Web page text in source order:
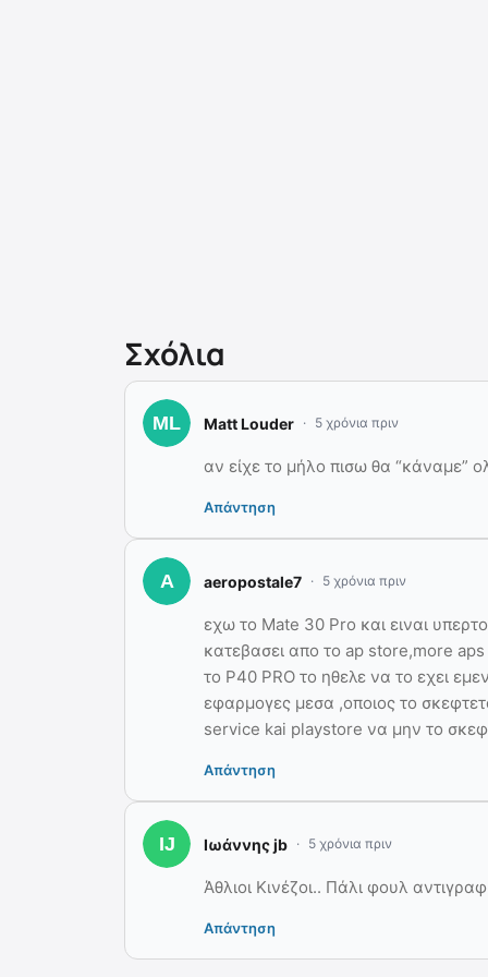
Σχόλια
Matt Louder 5 χρόνια πριν
αν είχε το μήλο πισω θα “κάναμε”
Απάντηση
aeropostale7 5 χρόνια πριν
εχω το Mate 30 Pro και ειναι
κατεβασει απο το ap store,more
το P40 PRO το ηθελε να το εχει
εφαρμογες μεσα ,οποιος το
service kai playstore να μην το
Απάντηση
Ιωάννης jb 5 χρόνια πριν
Άθλιοι Κινέζοι.. Πάλι φουλ
Απάντηση